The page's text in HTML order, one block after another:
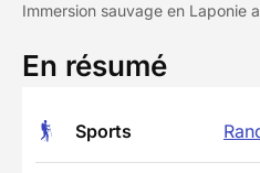
Immersion sauvage en Laponie
En résumé
Sports